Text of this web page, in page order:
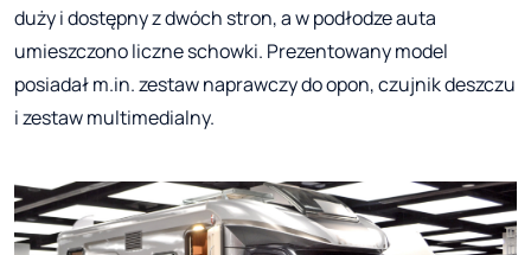
duży i dostępny z dwóch stron, a w podłodze auta
umieszczono liczne schowki. Prezentowany model
posiadał m.in. zestaw naprawczy do opon, czujnik deszczu
i zestaw multimedialny.